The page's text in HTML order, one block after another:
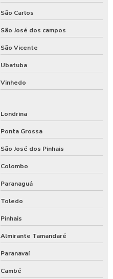
São Carlos
São José dos campos
São Vicente
Ubatuba
Vinhedo
Londrina
Ponta Grossa
São José dos Pinhais
Colombo
Paranaguá
Toledo
Pinhais
Almirante Tamandaré
Paranavaí
Cambé